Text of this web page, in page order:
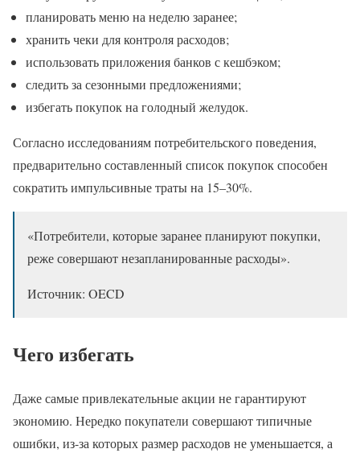
планировать меню на неделю заранее;
хранить чеки для контроля расходов;
использовать приложения банков с кешбэком;
следить за сезонными предложениями;
избегать покупок на голодный желудок.
Согласно исследованиям потребительского поведения,
предварительно составленный список покупок способен
сократить импульсивные траты на 15–30%.
«Потребители, которые заранее планируют покупки,
реже совершают незапланированные расходы».
Источник: OECD
Чего избегать
Даже самые привлекательные акции не гарантируют
экономию. Нередко покупатели совершают типичные
ошибки, из-за которых размер расходов не уменьшается, а